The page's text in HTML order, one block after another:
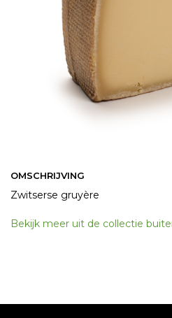
OMSCHRIJVING
Zwitserse gruyère
Bekijk meer uit de collectie